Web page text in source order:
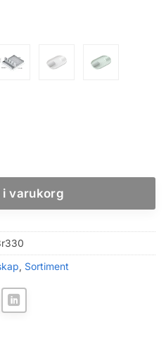
spatel, lock och ätpinnar
i varukorg
Sortiment